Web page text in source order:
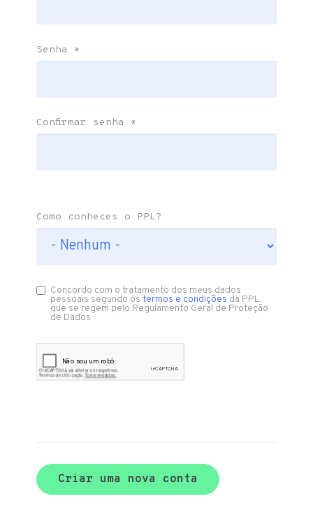
Senha *
Confirmar senha *
Como conheces o PPL?
Concordo com o tratamento dos meus dados
pessoais segundo ostermos e condições da PPL,
que se regem pelo Regulamento Geral de Proteção
de Dados
Criar uma nova conta